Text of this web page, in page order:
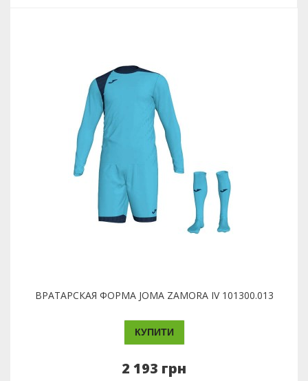
ВРАТАРСКАЯ ФОРМА JOMA ZAMORA IV 101300.013
КУПИТИ
2 193 грн